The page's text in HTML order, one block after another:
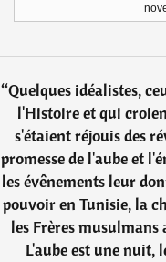
“Quelques idéalistes,
l'Histoire et qui
s'étaient réjouis des
promesse de l'aube et
les évênements leur
pouvoir en Tunisie, la
les Frères musulmans
L'aube est une nuit,